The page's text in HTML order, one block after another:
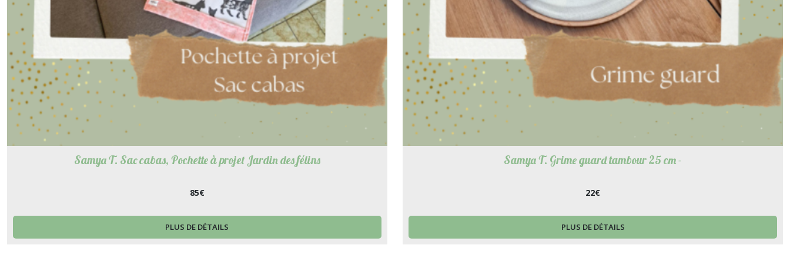
Samya T. Sac cabas, Pochette à projet Jardin des félins
85€
PLUS DE DÉTAILS
Samya T. Grime guard tambour 25 cm -
22€
PLUS DE DÉTAILS